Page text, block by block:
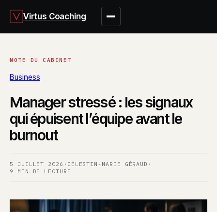
Virtus Coaching
Business
Manager stressé : les signaux
qui épuisent l’équipe avant le
burnout
5 JUILLET 2026 · CÉLESTIN-MARIE GÉRAUD ·
9 MIN DE LECTURE